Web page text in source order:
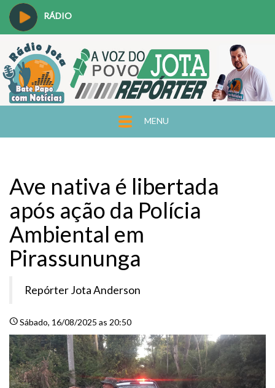
RÁDIO
MENU
Ave nativa é libertada
após ação da Polícia
Ambiental em
Pirassununga
Repórter Jota Anderson
scheduleSábado, 16/08/2025 as 20:50